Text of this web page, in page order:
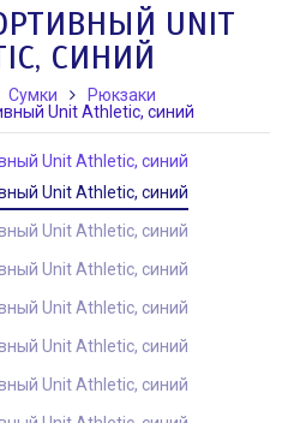
UNIT
СИНИЙ
Сумки
Рюкзаки
Unit Athletic, синий